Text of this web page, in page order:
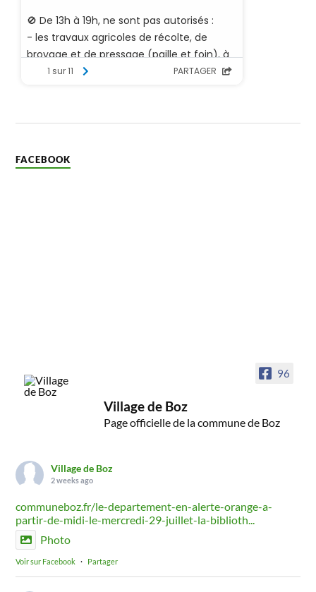
FACEBOOK
96
Village de Boz
Page officielle de la commune de Boz
Village de Boz
2 weeks ago
communeboz.fr/le-departement-en-alerte-orange-a-
partir-de-midi-le-mercredi-29-juillet-la-biblioth...
Photo
Voir sur Facebook · Partager